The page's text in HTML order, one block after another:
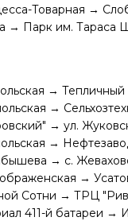
Товарная →
→ Парк им. Тараса
→
→
→ ул.
→
→ с.
→
Сотни → ТРЦ
411-й батареи →